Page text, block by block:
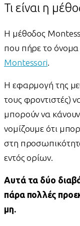
Τι είναι η
Η μέθοδος
που πήρε το όνομα
Montessori
Η εφαρμογή της
τους φροντιστές)
μπορούν να
νομίζουμε ότι
στη
εντός ορίων.
Αυτά τα δύο
πάρα πολλές
μη.